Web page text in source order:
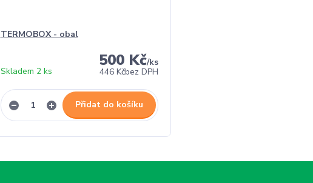
TERMOBOX - obal
500 Kč/ks
446 Kčbez DPH
Skladem 2 ks
Přidat do košíku